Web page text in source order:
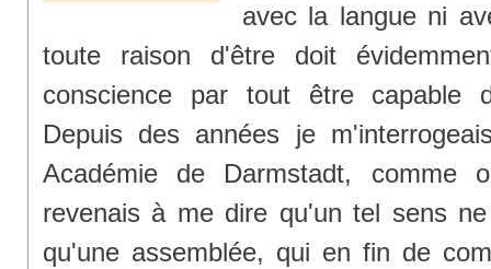
avec la langue ni
toute raison d'être doit
conscience par tout être capable
Depuis des années je
Académie de Darmstadt, comme
revenais à me dire qu'un tel sens
qu'une assemblée, qui en fin de